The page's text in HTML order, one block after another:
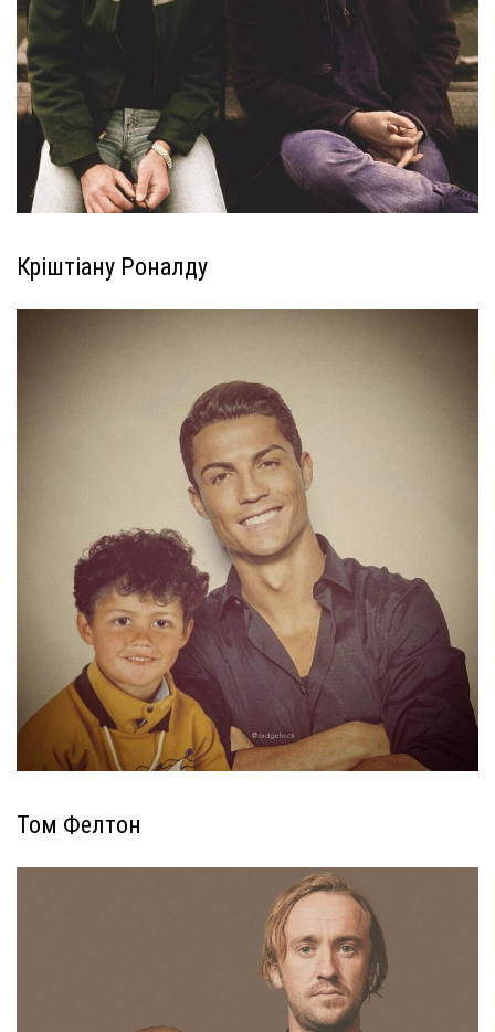
Кріштіану Роналду
Том Фелтон